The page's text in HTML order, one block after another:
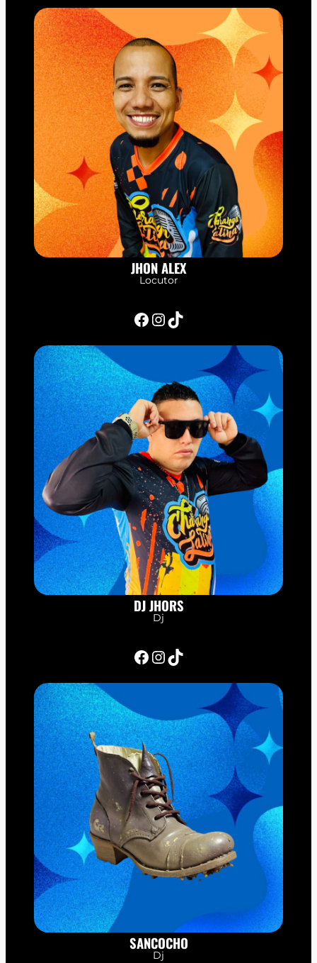
JHON ALEX
Locutor
Facebook InstagramTikTok
DJ JHORS
Dj
Facebook InstagramTikTok
SANCOCHO
Dj